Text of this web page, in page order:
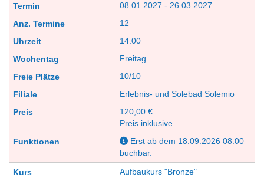
08.01.2027 - 26.03.2027
12
14:00
Freitag
10/10
Erlebnis- und Solebad Solemio
120,00 €
Preis inklusive...
Erst ab dem 18.09.2026 08:00
buchbar.
Aufbaukurs "Bronze"